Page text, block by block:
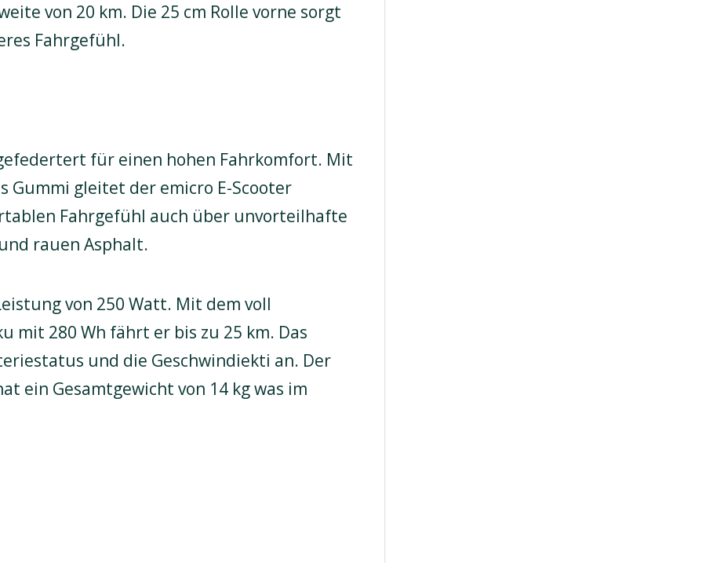
von 20 km. Die 25 cm Rolle vorne sorgt
Fahrgefühl.
für einen hohen Fahrkomfort. Mit
Gummi gleitet der emicro E-Scooter
Fahrgefühl auch über unvorteilhafte
rauen Asphalt.
von 250 Watt. Mit dem voll
mit 280 Wh fährt er bis zu 25 km. Das
und die Geschwindiekti an. Der
ein Gesamtgewicht von 14 kg was im